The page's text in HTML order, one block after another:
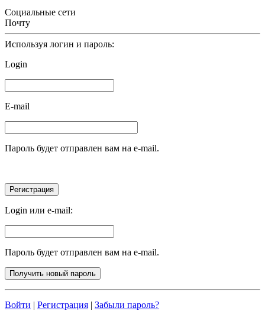
Социальные сети
Почту
Используя логин и пароль:
Login
E-mail
Пароль будет отправлен вам на e-mail.
Login или e-mail:
Пароль будет отправлен вам на e-mail.
Войти | Регистрация | Забыли пароль?